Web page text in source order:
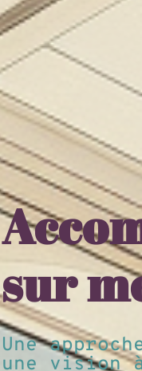
sur
Une
une vision